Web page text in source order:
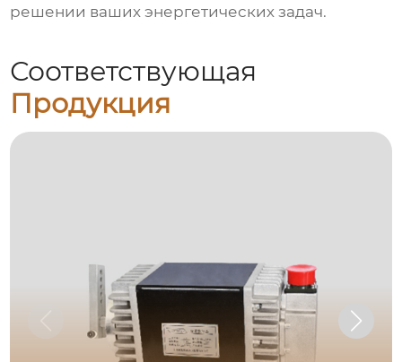
решении ваших энергетических задач.
Соответствующая
Продукция